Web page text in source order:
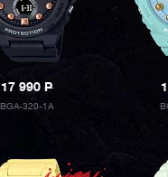
17 990P
BGA-320-1A